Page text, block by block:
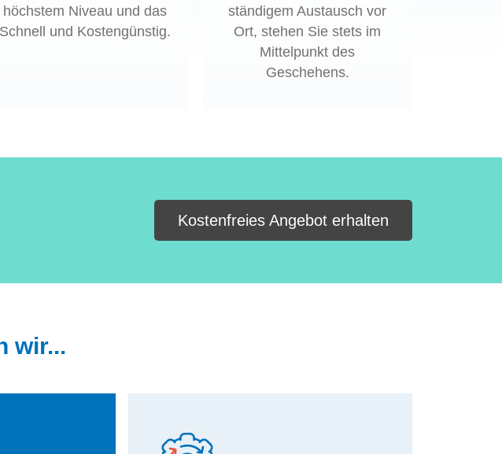
höchstem Niveau und das
Schnell und Kostengünstig.
ständigem Austausch vor
Ort, stehen Sie stets im
Mittelpunkt des
Geschehens.
Kostenfreies Angebot erhalten
wir...